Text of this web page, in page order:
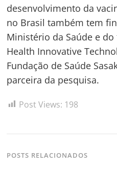
desenvolvimento da
no Brasil também tem
Ministério da Saúde e
Health Innovative
Fundação de Saúde
parceira da pesquisa.
Post Views: 198
POSTS RELACIONADOS